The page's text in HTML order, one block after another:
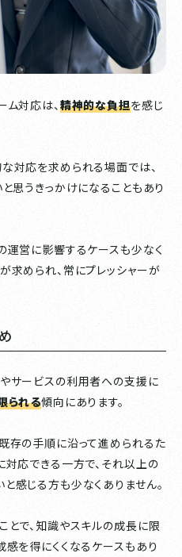
ム対応は、 精神的な負担を感じ
対応を求められる場面では、
思うきっかけになることもあり
運営に影響するケースも少なく
求められ、常にプレッシャーが
サービスの利用者への支援に
られる傾向にあります。
存の手順に沿って進められるた
対応できる一方で、それ以上の
感じる方も少なくありません。
とで、知識やスキルの成長に限
を得にくくなるケースもあり